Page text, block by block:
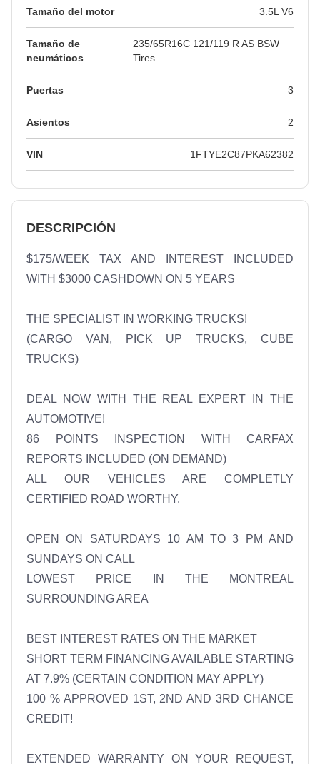
Tamaño del motor 3.5L V6
Tamaño de
neumáticos
235/65R16C 121/119 R AS BSW
Tires
Puertas 3
Asientos 2
VIN 1FTYE2C87PKA62382
DESCRIPCIÓN
$175/WEEK TAX AND INTEREST INCLUDED
WITH $3000 CASHDOWN ON 5 YEARS
THE SPECIALIST IN WORKING TRUCKS!
(CARGO VAN, PICK UP TRUCKS, CUBE
TRUCKS)
DEAL NOW WITH THE REAL EXPERT IN THE
AUTOMOTIVE!
86 POINTS INSPECTION WITH CARFAX
REPORTS INCLUDED (ON DEMAND)
ALL OUR VEHICLES ARE COMPLETLY
CERTIFIED ROAD WORTHY.
OPEN ON SATURDAYS 10 AM TO 3 PM AND
SUNDAYS ON CALL
LOWEST PRICE IN THE MONTREAL
SURROUNDING AREA
BEST INTEREST RATES ON THE MARKET
SHORT TERM FINANCING AVAILABLE STARTING
AT 7.9% (CERTAIN CONDITION MAY APPLY)
100 % APPROVED 1ST, 2ND AND 3RD CHANCE
CREDIT!
EXTENDED WARRANTY ON YOUR REQUEST,